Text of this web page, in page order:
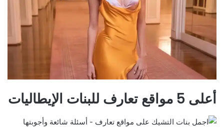
أعلى 5 مواقع تعارف للبنات الإيطاليات